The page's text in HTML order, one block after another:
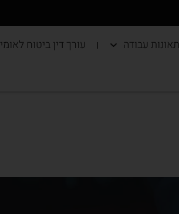
עבודה
עורך דין ביטוח לאומי